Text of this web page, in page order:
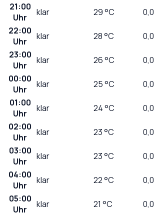
21:00
Uhr
klar 29°C 0,0
22:00
Uhr
klar 28°C 0,0
23:00
Uhr
klar 26°C 0,0
00:00
Uhr
klar 25°C 0,0
01:00
Uhr
klar 24°C 0,0
02:00
Uhr
klar 23°C 0,0
03:00
Uhr
klar 23°C 0,0
04:00
Uhr
klar 22°C 0,0
05:00
Uhr
klar 21 °C 0,0